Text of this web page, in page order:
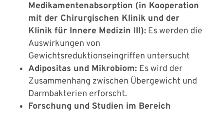
Medikamentenabsorption (in Kooperation
mit der Chirurgischen Klinik und der
Klinik für Innere Medizin III): Es werden die
Auswirkungen von
Gewichtsreduktionseingriffen untersucht
Adipositas und Mikrobiom: Es wird der
Zusammenhang zwischen Übergewicht und
Darmbakterien erforscht.
Forschung und Studien im Bereich